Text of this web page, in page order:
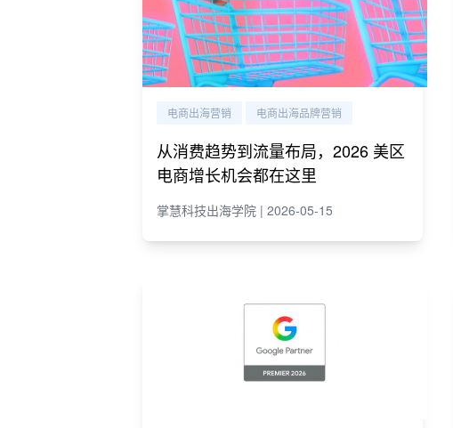
电商出海营销 电商出海品牌营销
从消费趋势到流量布局，2026 美区
电商增长机会都在这里
掌慧科技出海学院 | 2026-05-15